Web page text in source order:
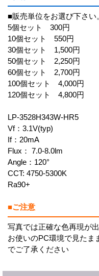
■販売単位をお選び下さい
5個セット 300円
10個セット 550円
30個セット 1,500円
50個セット 2,250円
60個セット 2,700円
100個セット 4,000円
120個セット 4,800円
LP-3528H343W-HR5
Vf：3.1V(typ)
If：20mA
Flux： 7.0-8.0lm
Angle：120°
CCT: 4750-5300K
Ra90+
■ご注意
写真では正確な色再現が出
お使いのPC環境で見たま
でご了承ください